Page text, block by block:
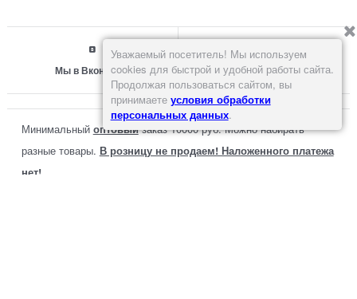
Мы в Вконтакте
Минимальный оптовыйзаказ 10000 руб. Можно набирать
разные товары. В розницу не продаем! Наложенного платежа
нет!
Уважаемый посетитель! Мы используем
cookies для быстрой и удобной работы сайта.
Продолжая пользоваться сайтом, вы
принимаете условия обработки
персональных данных.